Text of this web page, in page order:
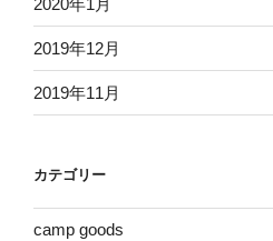
2020年1月
2019年12月
2019年11月
カテゴリー
camp goods